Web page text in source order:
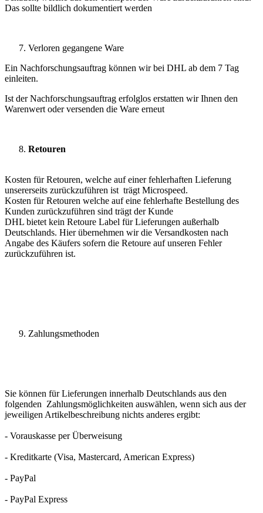
Das sollte bildlich dokumentiert werden
Verloren gegangene Ware
Ein Nachforschungsauftrag können wir bei DHL ab dem 7 Tag
einleiten.
Ist der Nachforschungsauftrag erfolglos erstatten wir Ihnen den
Warenwert oder versenden die Ware erneut
Retouren
Kosten für Retouren, welche auf einer fehlerhaften Lieferung
unsererseits zurückzuführen ist trägt Microspeed.
Kosten für Retouren welche auf eine fehlerhafte Bestellung des
Kunden zurückzuführen sind trägt der Kunde
DHL bietet kein Retoure Label für Lieferungen außerhalb
Deutschlands. Hier übernehmen wir die Versandkosten nach
Angabe des Käufers sofern die Retoure auf unseren Fehler
zurückzuführen ist.
Zahlungsmethoden
Sie können für Lieferungen innerhalb Deutschlands aus den
folgenden Zahlungsmöglichkeiten auswählen, wenn sich aus der
jeweiligen Artikelbeschreibung nichts anderes ergibt:
- Vorauskasse per Überweisung
- Kreditkarte (Visa, Mastercard, American Express)
- PayPal
- PayPal Express